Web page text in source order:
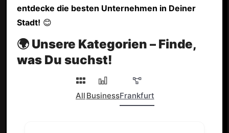
entdecke die besten Unternehmen in Deiner
Stadt! 😊
🌍 Unsere Kategorien – Finde,
was Du suchst!
All BusinessFrankfurt